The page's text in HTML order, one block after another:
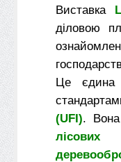
Виставка
діловою
Це єдина
(UFI). Вона
лісових